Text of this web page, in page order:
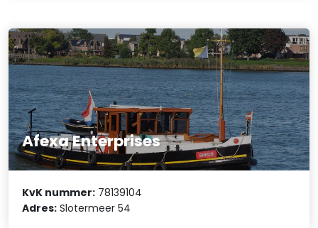
Afexa Enterprises
KvK nummer: 78139104
Adres: Slotermeer 54